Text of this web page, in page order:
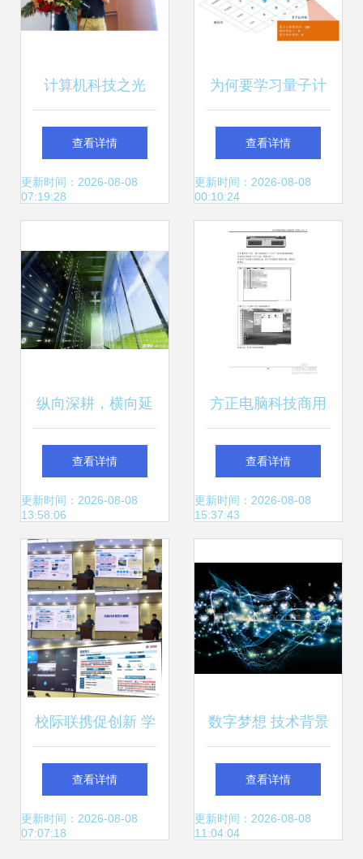
计算机科技之光
——博研金融十班
深圳科技探索之旅
查看详情
更新时间：2026-08-08
07:19:28
为何要学习量子计
算机科技领域的技
术开发
查看详情
更新时间：2026-08-08
00:10:24
纵向深耕，横向延
伸 AI科技2022年步
入深水区的多维探
索
查看详情
更新时间：2026-08-08
13:58:06
方正电脑科技商用
台式机 科技赋能高
效办公，开启稳定
查看详情
更新时间：2026-08-08
15:37:43
校际联携促创新 学
校赴中海油推介勘
探开发领域人工智
查看详情
更新时间：2026-08-08
07:07:18
数字梦想 技术背景
与虚拟可视化融合
下的计算机科技未
查看详情
更新时间：2026-08-08
11:04:04